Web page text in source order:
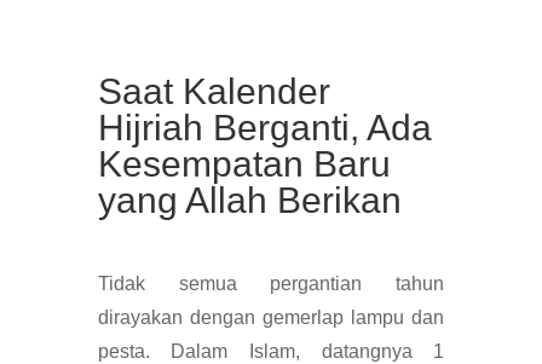
Saat Kalender
Hijriah Berganti, Ada
Kesempatan Baru
yang Allah Berikan
Tidak semua pergantian tahun
dirayakan dengan gemerlap lampu dan
pesta. Dalam Islam, datangnya 1